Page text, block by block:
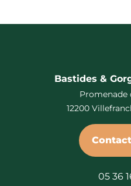
Bastides &
Promenade
12200
05 36